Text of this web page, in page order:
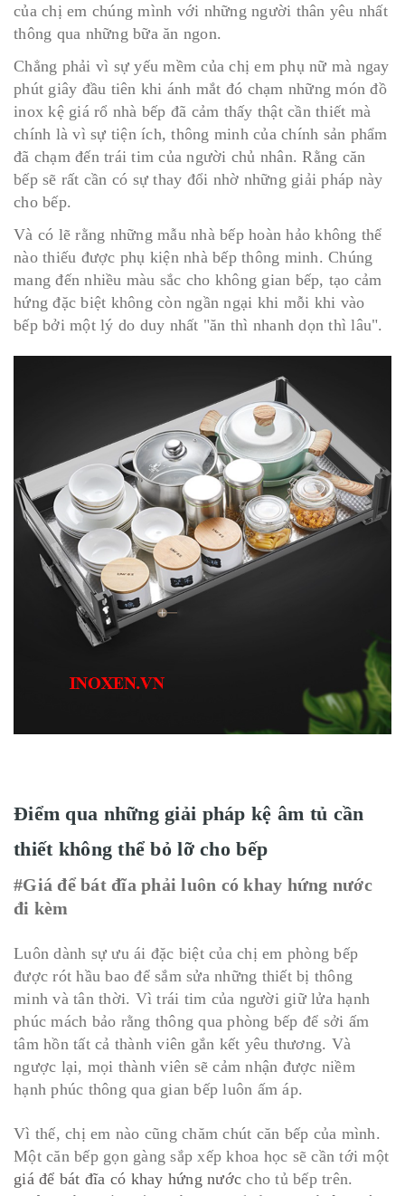
của chị em chúng mình với những người thân yêu nhất
thông qua những bữa ăn ngon.
Chẳng phải vì sự yếu mềm của chị em phụ nữ mà ngay
phút giây đầu tiên khi ánh mắt đó chạm những món đồ
inox kệ giá rổ nhà bếp đã cảm thấy thật cần thiết mà
chính là vì sự tiện ích, thông minh của chính sản phẩm
đã chạm đến trái tim của người chủ nhân. Rằng căn
bếp sẽ rất cần có sự thay đổi nhờ những giải pháp này
cho bếp.
Và có lẽ rằng những mẫu nhà bếp hoàn hảo không thể
nào thiếu được phụ kiện nhà bếp thông minh. Chúng
mang đến nhiều màu sắc cho không gian bếp, tạo cảm
hứng đặc biệt không còn ngần ngại khi mỗi khi vào
bếp bởi một lý do duy nhất "ăn thì nhanh dọn thì lâu".
Điểm qua những giải pháp kệ âm tủ cần
thiết không thể bỏ lỡ cho bếp
#Giá để bát đĩa phải luôn có khay hứng nước
đi kèm
Luôn dành sự ưu ái đặc biệt của chị em phòng bếp
được rót hầu bao để sắm sửa những thiết bị thông
minh và tân thời. Vì trái tim của người giữ lửa hạnh
phúc mách bảo rằng thông qua phòng bếp để sởi ấm
tâm hồn tất cả thành viên gắn kết yêu thương. Và
ngược lại, mọi thành viên sẽ cảm nhận được niềm
hạnh phúc thông qua gian bếp luôn ấm áp.
Vì thế, chị em nào cũng chăm chút căn bếp của mình.
Một căn bếp gọn gàng sắp xếp khoa học sẽ cần tới một
giá để bát đĩa có khay hứng nước cho tủ bếp trên.